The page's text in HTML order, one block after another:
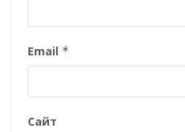
Email *
Сайт